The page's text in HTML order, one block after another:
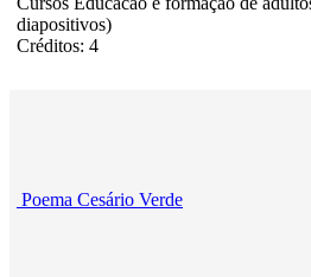
diapositivos)
Créditos: 4
Poema Cesário Verde